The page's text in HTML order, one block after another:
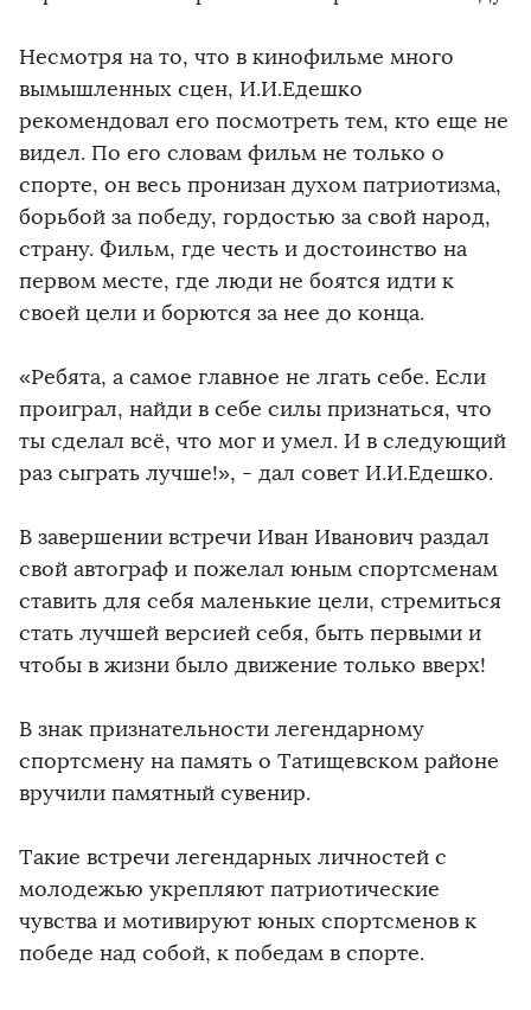
Несмотря на то, что в кинофильме много
вымышленных сцен, И.И.Едешко
рекомендовал его посмотреть тем, кто еще не
видел. По его словам фильм не только о
спорте, он весь пронизан духом патриотизма,
борьбой за победу, гордостью за свой народ,
страну. Фильм, где честь и достоинство на
первом месте, где люди не боятся идти к
своей цели и борются за нее до конца.
«Ребята, а самое главное не лгать себе. Если
проиграл, найди в себе силы признаться, что
ты сделал всё, что мог и умел. И в следующий
раз сыграть лучше!», - дал совет И.И.Едешко.
В завершении встречи Иван Иванович раздал
свой автограф и пожелал юным спортсменам
ставить для себя маленькие цели, стремиться
стать лучшей версией себя, быть первыми и
чтобы в жизни было движение только вверх!
В знак признательности легендарному
спортсмену на память о Татищевском районе
вручили памятный сувенир.
Такие встречи легендарных личностей с
молодежью укрепляют патриотические
чувства и мотивируют юных спортсменов к
победе над собой, к победам в спорте.